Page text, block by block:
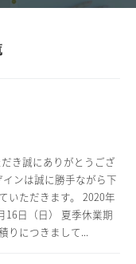
き誠にありがとうござ
ンは誠に勝手ながら下
いただきます。 2020年
16日（日） 夏季休業期
りにつきまして...